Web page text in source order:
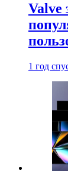
Valve
1 год